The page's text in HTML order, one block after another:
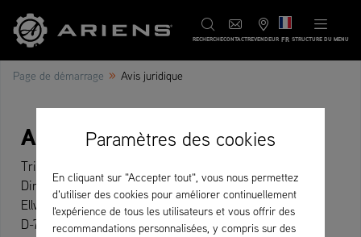
RECHERCHECONTACTREVENDEUR FR STRUCTURE DU MENU
Page de démarrage » Avis juridique
AriensCo GmbH
Tribunal d’instance de Stuttgart HRB 777415
Directeur général: James Henry Young III
Ellwanger Straße 15
D-74424 Bühlertann
Paramètres des cookies
En cliquant sur "Accepter tout", vous nous permettez
d'utiliser des cookies pour améliorer continuellement
l'expérience de tous les utilisateurs et vous offrir des
recommandations personnalisées, y compris sur des